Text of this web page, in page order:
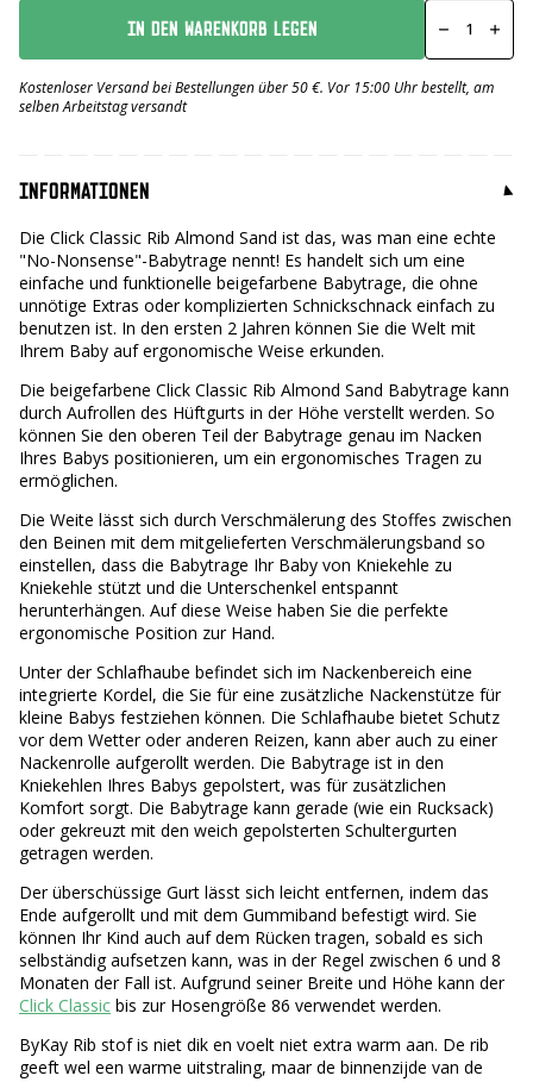
Klicken
auf
Classic
Rib
Almond
Sand
IN DEN WARENKORB LEGEN
Kostenloser Versand bei Bestellungen über 50 €. Vor 15:00 Uhr bestellt, am
selben Arbeitstag versandt
INFORMATIONEN
Die Click Classic Rib Almond Sand ist das, was man eine echte
"No-Nonsense"-Babytrage nennt! Es handelt sich um eine
einfache und funktionelle beigefarbene Babytrage, die ohne
unnötige Extras oder komplizierten Schnickschnack einfach zu
benutzen ist. In den ersten 2 Jahren können Sie die Welt mit
Ihrem Baby auf ergonomische Weise erkunden.
Die beigefarbene Click Classic Rib Almond Sand Babytrage kann
durch Aufrollen des Hüftgurts in der Höhe verstellt werden. So
können Sie den oberen Teil der Babytrage genau im Nacken
Ihres Babys positionieren, um ein ergonomisches Tragen zu
ermöglichen.
Die Weite lässt sich durch Verschmälerung des Stoffes zwischen
den Beinen mit dem mitgelieferten Verschmälerungsband so
einstellen, dass die Babytrage Ihr Baby von Kniekehle zu
Kniekehle stützt und die Unterschenkel entspannt
herunterhängen. Auf diese Weise haben Sie die perfekte
ergonomische Position zur Hand.
Unter der Schlafhaube befindet sich im Nackenbereich eine
integrierte Kordel, die Sie für eine zusätzliche Nackenstütze für
kleine Babys festziehen können. Die Schlafhaube bietet Schutz
vor dem Wetter oder anderen Reizen, kann aber auch zu einer
Nackenrolle aufgerollt werden. Die Babytrage ist in den
Kniekehlen Ihres Babys gepolstert, was für zusätzlichen
Komfort sorgt. Die Babytrage kann gerade (wie ein Rucksack)
oder gekreuzt mit den weich gepolsterten Schultergurten
getragen werden.
Der überschüssige Gurt lässt sich leicht entfernen, indem das
Ende aufgerollt und mit dem Gummiband befestigt wird. Sie
können Ihr Kind auch auf dem Rücken tragen, sobald es sich
selbständig aufsetzen kann, was in der Regel zwischen 6 und 8
Monaten der Fall ist. Aufgrund seiner Breite und Höhe kann der
Click Classic bis zur Hosengröße 86 verwendet werden.
ByKay Rib stof is niet dik en voelt niet extra warm aan. De rib
geeft wel een warme uitstraling, maar de binnenzijde van de